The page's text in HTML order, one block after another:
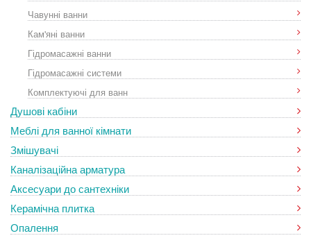
Чавунні ванни
Кам'яні ванни
Гідромасажні ванни
Гідромасажні системи
Комплектуючі для ванн
Душові кабіни
Меблі для ванної кімнати
Змішувачі
Каналізаційна арматура
Аксесуари до сантехніки
Керамічна плитка
Опалення